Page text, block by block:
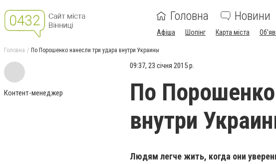
Головна Новини
Афіша Шопінг Карта міста
Головна По Порошенко нанесли три удара внутри Украины
Контент-менеджер
09:37, 23 січня 2015 р.
По Порошенко
внутри
Людям легче жить, когда они